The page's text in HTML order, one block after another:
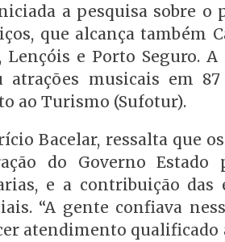
a pesquisa sobre
que alcança também
Lençóis e Porto Seguro.
atrações musicais em
ao Turismo (Sufotur).
Bacelar, ressalta que
do Governo Estado
e a contribuição
“A gente confiava
atendimento